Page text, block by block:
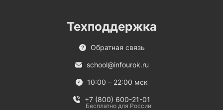
Техподдержка
Обратная связь
school@infourok.ru
10:00 – 22:00 мск
+7 (800) 600-21-01
Бесплатно для России